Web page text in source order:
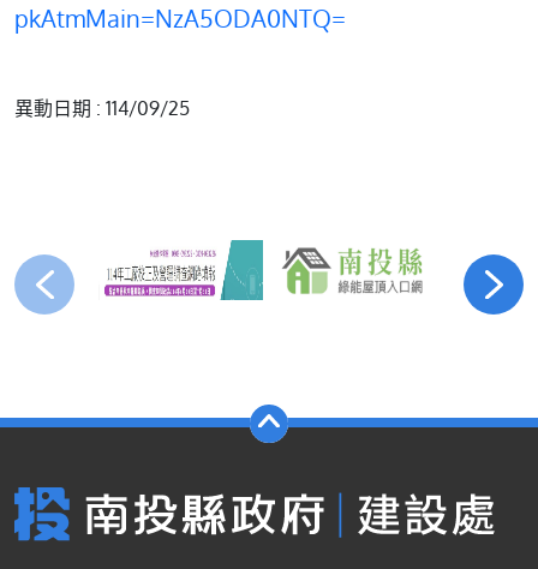
pkAtmMain=NzA5ODA0NTQ=
異動日期 : 114/09/25